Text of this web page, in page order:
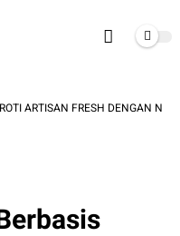
FRESH DENGAN NUANSA